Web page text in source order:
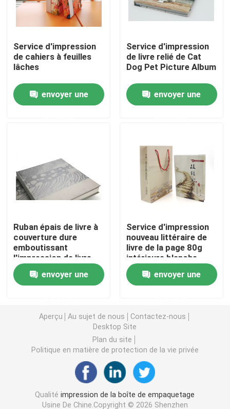
Visite de l'usine
Contrôle de la qualité
Demandez un devis
Boîte d'emballage de vapotage
Boîte de empaquetage cosmétique
Emballage des aliments
Impression de livres à couverture rigide
Boîtes de empaquetage de chaussure
Caisses d'emballage d'habillement
Boîte d'emballage de perruque
Service d'impression
de cahiers à feuilles
lâches
envoyer une
Service d'impression
de livre relié de Cat
Dog Pet Picture Album
envoyer une
Ruban épais de livre à
couverture dure
emboutissant
l'impression de livre
d'album d'image
envoyer une
Service d'impression
nouveau littéraire de
livre de la page 80g
intérieure blanche
cassée de livre à
couverture dure
envoyer une
Aperçu Au sujet de nous
Contactez-nous
Desktop Site
Plan du site
Politique en matière de protection de la vie privée
Qualitéimpression de la boîte de empaquetage
Usine De Chine.Copyright © 2026 Shenzhen